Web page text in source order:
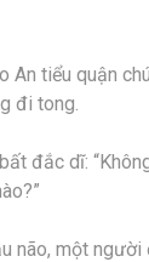
An tiểu quận
đi tong.
đắc dĩ:
não, một